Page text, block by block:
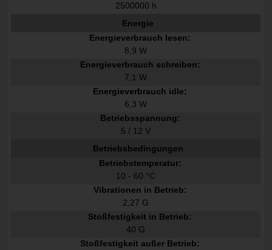
2500000 h
Energie
Energieverbrauch lesen:
8,9 W
Energieverbrauch schreiben:
7,1 W
Energieverbrauch idle:
6,3 W
Betriebsspannung:
5 / 12 V
Betriebsbedingungen
Betriebstemperatur:
10 - 60 °C
Vibrationen in Betrieb:
2,27 G
Stoßfestigkeit in Betrieb:
40 G
Stoßfestigkeit außer Betrieb: